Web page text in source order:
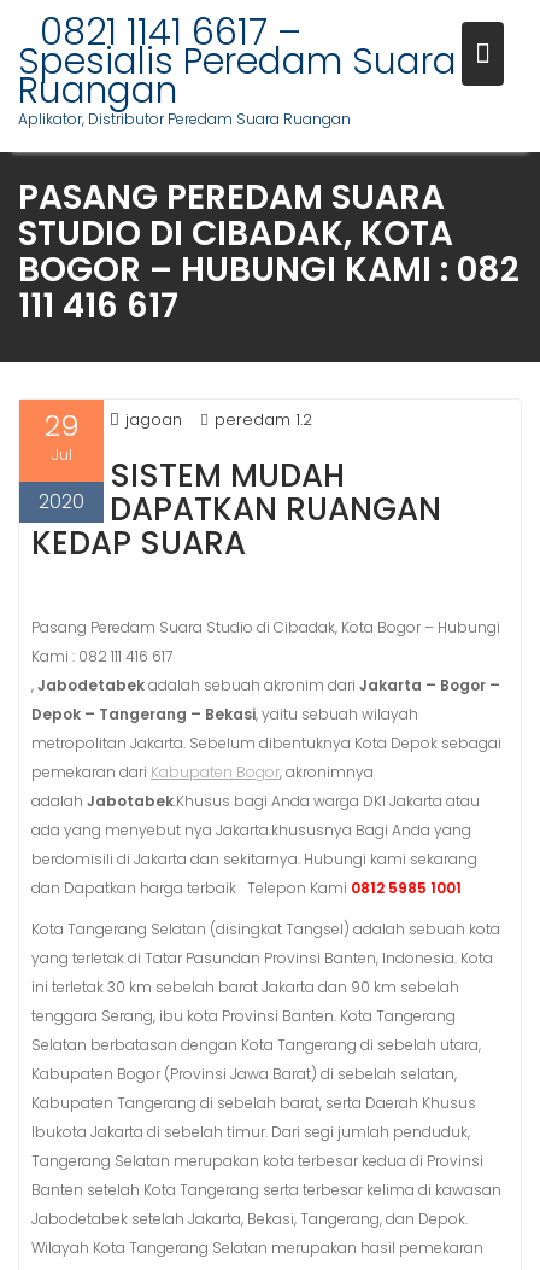
o
t
0821 1141 6617 –
Spesialis Peredam Suara
Ruangan
Aplikator, Distributor Peredam Suara Ruangan
PASANG PEREDAM SUARA
STUDIO DI CIBADAK, KOTA
BOGOR – HUBUNGI KAMI : 082
111 416 617
29
Jul
2020
jagoan peredam 1.2
SISTEM MUDAH
DAPATKAN RUANGAN
KEDAP SUARA
Pasang Peredam Suara Studio di Cibadak, Kota Bogor – Hubungi
Kami : 082 111 416 617
,Jabodetabekadalah sebuah akronim dari Jakarta – Bogor –
Depok – Tangerang – Bekasi, yaitu sebuah wilayah
metropolitan Jakarta. Sebelum dibentuknya Kota Depok sebagai
pemekaran dari Kabupaten Bogor, akronimnya
adalah Jabotabek.Khusus bagi Anda warga DKI Jakarta atau
ada yang menyebut nya Jakarta.khususnya Bagi Anda yang
berdomisili di Jakarta dan sekitarnya. Hubungi kami sekarang
dan Dapatkan harga terbaik Telepon Kami 0812 5985 1001
Kota Tangerang Selatan (disingkat Tangsel) adalah sebuah kota
yang terletak di Tatar Pasundan Provinsi Banten, Indonesia. Kota
ini terletak 30 km sebelah barat Jakarta dan 90 km sebelah
tenggara Serang, ibu kota Provinsi Banten. Kota Tangerang
Selatan berbatasan dengan Kota Tangerang di sebelah utara,
Kabupaten Bogor (Provinsi Jawa Barat) di sebelah selatan,
Kabupaten Tangerang di sebelah barat, serta Daerah Khusus
Ibukota Jakarta di sebelah timur. Dari segi jumlah penduduk,
Tangerang Selatan merupakan kota terbesar kedua di Provinsi
Banten setelah Kota Tangerang serta terbesar kelima di kawasan
Jabodetabek setelah Jakarta, Bekasi, Tangerang, dan Depok.
Wilayah Kota Tangerang Selatan merupakan hasil pemekaran